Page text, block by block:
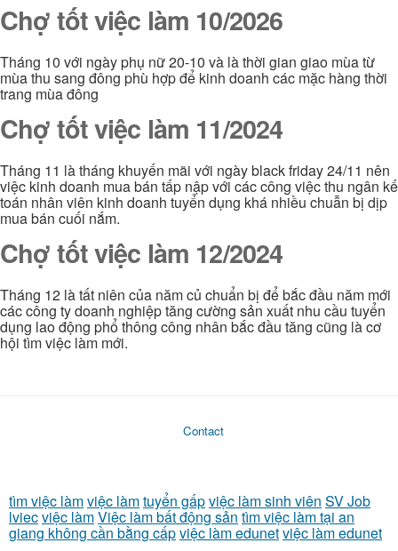
Chợ tốt việc làm 10/2026
Tháng 10 với ngày phụ nữ 20-10 và là thời gian giao mùa từ
mùa thu sang đông phù hợp để kinh doanh các mặc hàng thời
trang mùa đông
Chợ tốt việc làm 11/2024
Tháng 11 là tháng khuyến mãi với ngày black friday 24/11 nên
việc kinh doanh mua bán tấp nập với các công việc thu ngân kế
toán nhân viên kinh doanh tuyển dụng khá nhiều chuẫn bị dịp
mua bán cuối nắm.
Chợ tốt việc làm 12/2024
Tháng 12 là tất niên của năm củ chuẩn bị để bắc đầu năm mới
các công ty doanh nghiệp tăng cường sản xuất nhu cầu tuyển
dụng lao động phổ thông công nhân bắc đầu tăng cũng là cơ
hội tìm việc làm mới.
Contact
tìm việc làmviệc làmtuyển gấpviệc làm sinh viên SV Job
lviecviệc làmViệc làm bất động sản tìm việc làm tại an
giang không cần bằng cấpviệc làm edunetviệc làm edunet